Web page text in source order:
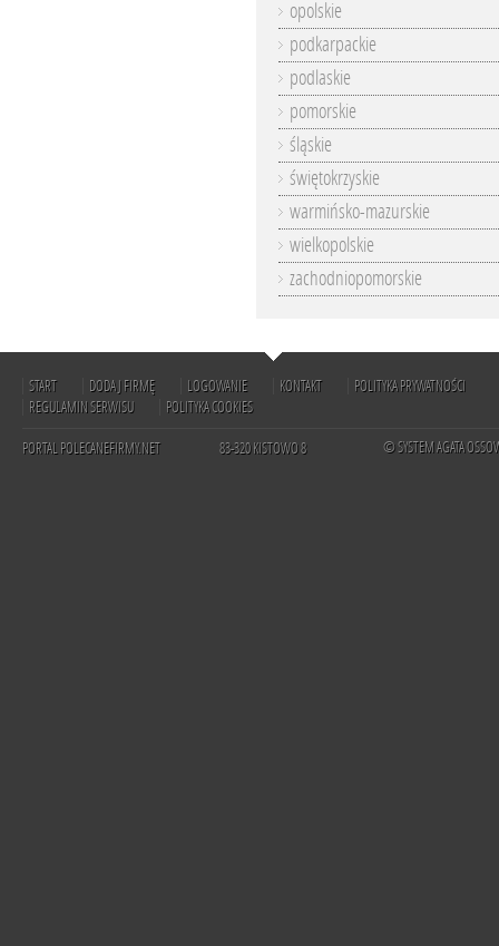
opolskie
podkarpackie
podlaskie
pomorskie
śląskie
świętokrzyskie
warmińsko-mazurskie
wielkopolskie
zachodniopomorskie
START DODAJ FIRMĘ LOGOWANIE KONTAKT
POLITYKA PRYWATNOŚCI
REGULAMIN SERWISU
POLITYKA COOKIES
PORTAL POLECANEFIRMY.NET 83-320 KISTOWO 8 © SYSTEM AGATA